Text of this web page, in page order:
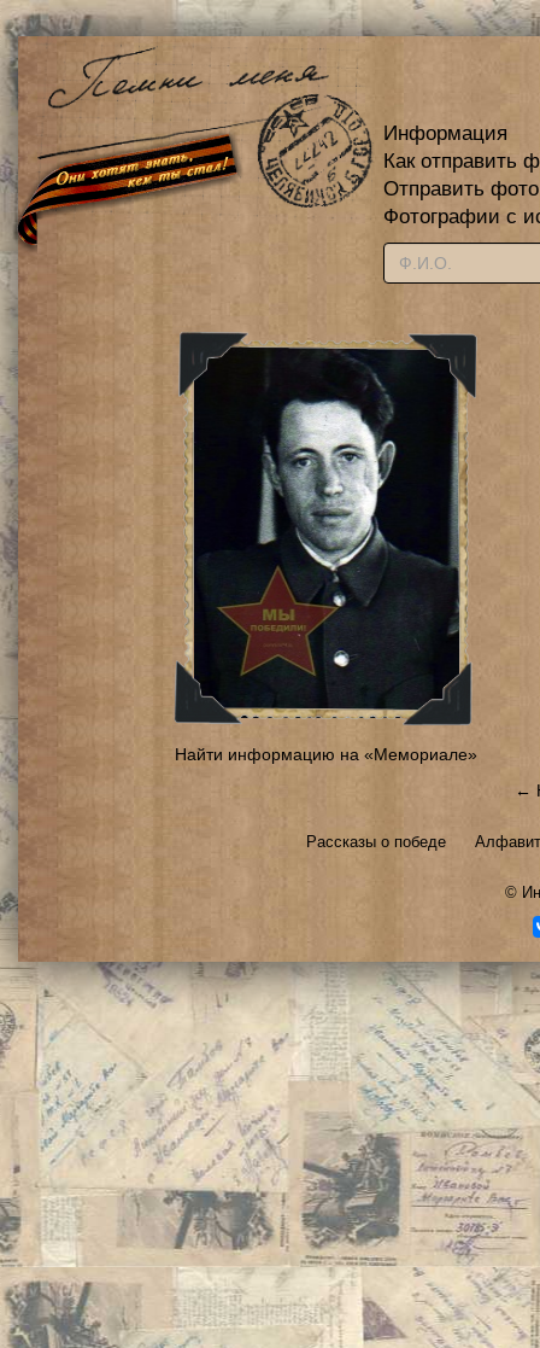
Информация
Как отправить
Отправить
Фотографии с
Найти информацию на «Мемориале»
←
Рассказы о победе
©